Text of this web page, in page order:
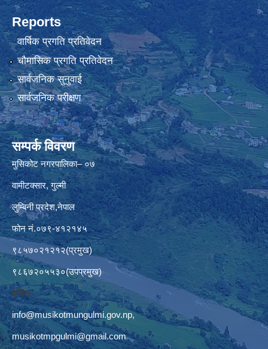
Reports
वार्षिक प्रगति प्रतिवेदन
चौमासिक प्रगति प्रतिवेदन
सार्वजनिक सुनुवाई
सार्वजनिक परीक्षण
सम्पर्क विवरण
मुसिकोट नगरपालिका– ०७
वामीटक्सार, गुल्मी
लुम्बिनी प्रदेश,नेपाल
फोन नं.०७९-४१२१४५
९८५७०२१२१२(प्रमुख)
९८६७२०५५३०(उपप्रमुख)
इमेलः–
info@musikotmungulmi.gov.np,
musikotmpgulmi@gmail.com